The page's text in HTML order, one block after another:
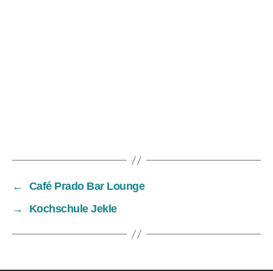
←
Café Prado Bar Lounge
→
Kochschule Jekle